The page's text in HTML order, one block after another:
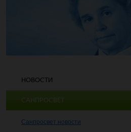
НОВОСТИ
САНПРОСВЕТ
Санпросвет новости